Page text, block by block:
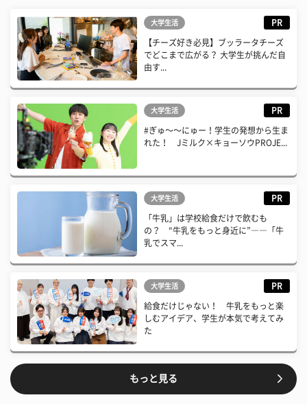
大学生活 PR
【チーズ好き必見】ブッラータチーズ
でどこまで広がる？ 大学生が挑んだ自
由す...
大学生活 PR
#ぎゅ〜〜にゅー！学生の発想から生ま
れた！ Jミルク×キョーソウPROJE...
大学生活 PR
「牛乳」は学校給食だけで飲むも
の？ “牛乳をもっと身近に”――「牛
乳でスマ...
大学生活 PR
給食だけじゃない！ 牛乳をもっと楽
しむアイデア、学生が本気で考えてみ
た
もっと見る